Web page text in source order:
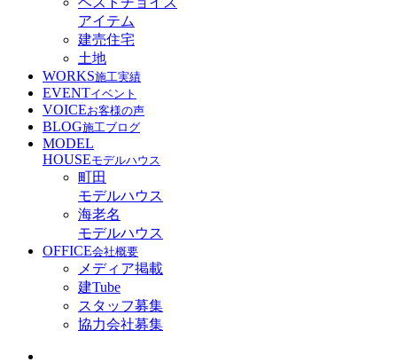
アイテム
建売住宅
土地
WORKS施工実績
EVENTイベント
VOICEお客様の声
BLOG施工ブログ
MODEL
HOUSEモデルハウス
町田
モデルハウス
海老名
モデルハウス
OFFICE会社概要
メディア掲載
建Tube
スタッフ募集
協力会社募集